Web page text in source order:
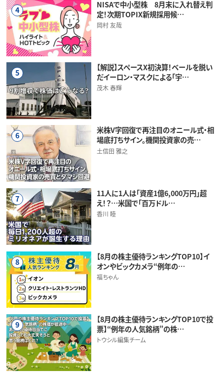
4
NISAで中小型株 8月末に入れ替え判
定！次期TOPIX新規採用候…
岡村 友哉
5
【解説】スペースX初決算！ベールを脱い
だイーロン・マスクによる「宇…
茂木 春輝
6
米株V字回復で再注目のオニール式・相
場底打ちサイン。機関投資家の売…
土信田 雅之
7
11人に1人は「資産1億6,000万円」超
え！？…米国で「百万ドル…
香川 睦
8
【8月の株主優待ランキングTOP10】イ
オンやビックカメラ“例年の…
福ちゃん
9
【8月の株主優待ランキングTOP10で投
票】“例年の人気銘柄”の株…
トウシル編集チーム